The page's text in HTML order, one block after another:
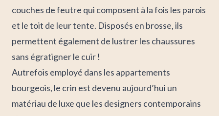
couches de feutre qui composent à la fois les parois
et le toit de leur tente. Disposés en brosse, ils
permettent également de lustrer les chaussures
sans égratigner le cuir !
Autrefois employé dans les appartements
bourgeois, le crin est devenu aujourd’hui un
matériau de luxe que les designers contemporains